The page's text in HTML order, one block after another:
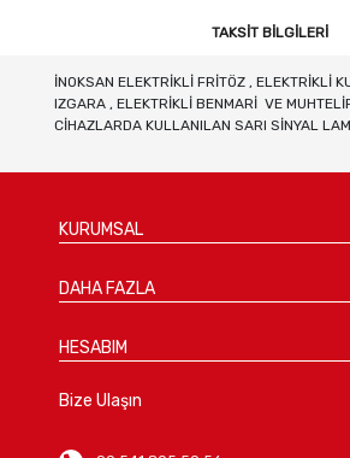
TAKSIT BILGILERI
İNOKSAN ELEKTRİKLİ FRİTÖZ , ELEKTRİKLİ
IZGARA , ELEKTRİKLİ BENMARİ VE
CİHAZLARDA KULLANILAN SARI SİNYAL
KURUMSAL
DAHA FAZLA
HESABIM
Bize Ulaşın